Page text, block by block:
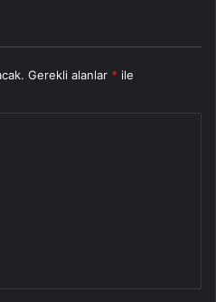
Gerekli alanlar * ile